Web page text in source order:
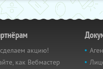
акцию!
как Вебмастер